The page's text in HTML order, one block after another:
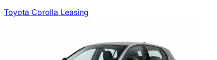
Toyota Corolla Leasing